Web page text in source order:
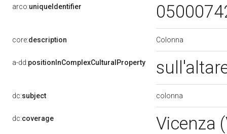
arco:uniqueIdentifier
core:description Colonna
a-dd:positionInComplexCulturalProperty
dc:subject colonna
dc:coverage Vicenza